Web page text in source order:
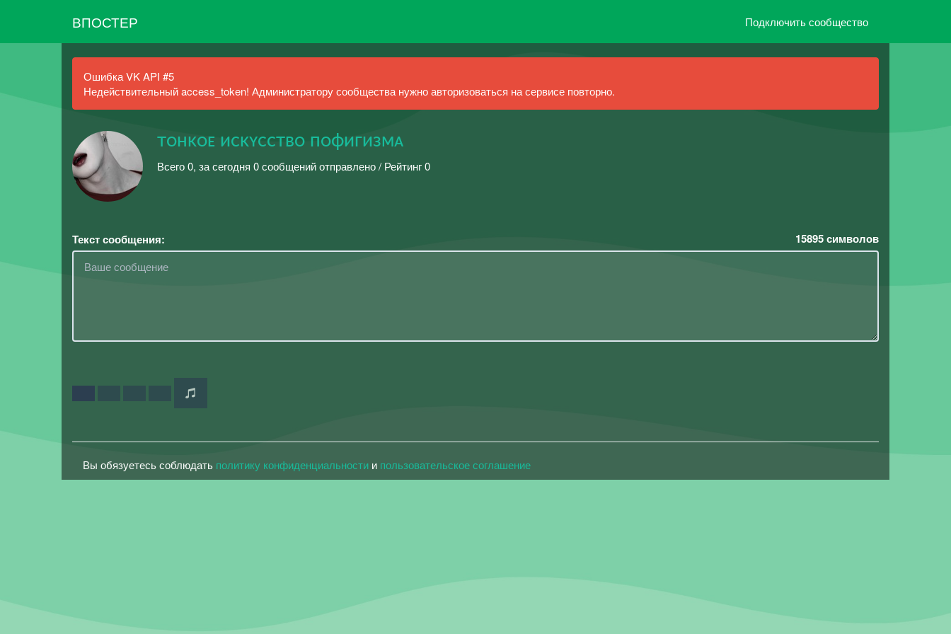
ВПОСТЕР Подключить сообщество
Ошибка VK API #5
Недействительный access_token! Администратору сообщества нужно авторизоваться на сервисе повторно.
тᴏнᴋᴏᴇ иᴄᴋʏᴄᴄтвᴏ пᴏфигизмᴀ
Всего 0, за сегодня 0 сообщений отправлено / Рейтинг 0
Текст сообщения: 15895символов
Вы обязуетесь соблюдать политику конфиденциальности и пользовательское соглашение